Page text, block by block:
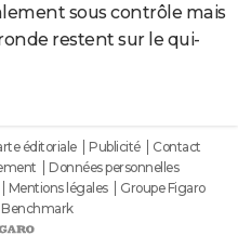
sous contrôle mais
restent sur le qui-
éditoriale Publicité
Contact
Données personnelles
Mentions légales
Groupe Figaro